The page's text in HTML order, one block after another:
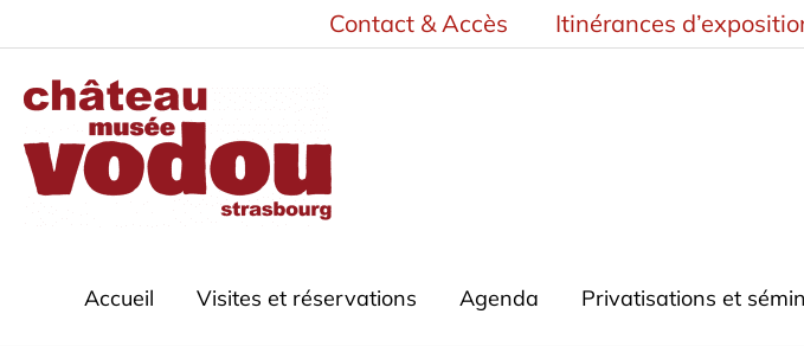
contenu
Contact & Accès Itinérances
Accueil Visites et réservations Agenda Privatisations et